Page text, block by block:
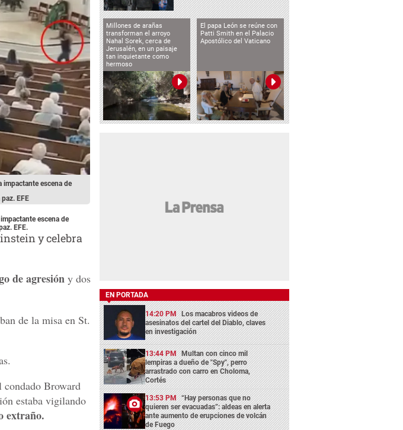
impactante escena de
EFE
escena de
EFE.
y celebra
de agresión y dos
de la misa en St.
condado Broward
estaba vigilando
extraño.
Millones de arañas
transforman el arroyo
Nahal Sorek, cerca de
Jerusalén, en un paisaje
tan inquietante como
hermoso
El papa León se reúne con
Patti Smith en el Palacio
Apostólico del Vaticano
EN PORTADA
14:20 PM Los macabros videos de
asesinatos del cartel del Diablo, claves
en investigación
13:44 PM Multan con cinco mil
lempiras a dueño de "Spy", perro
arrastrado con carro en Choloma,
Cortés
13:53 PM “Hay personas que no
quieren ser evacuadas”: aldeas en alerta
ante aumento de erupciones de volcán
de Fuego